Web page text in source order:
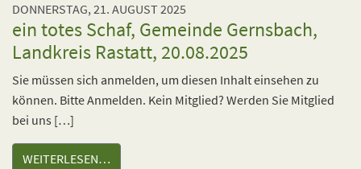
DONNERSTAG, 21. AUGUST 2025
ein totes Schaf, Gemeinde Gernsbach,
Landkreis Rastatt, 20.08.2025
Sie müssen sich anmelden, um diesen Inhalt einsehen zu
können. Bitte Anmelden. Kein Mitglied? Werden Sie Mitglied
bei uns […]
WEITERLESEN…